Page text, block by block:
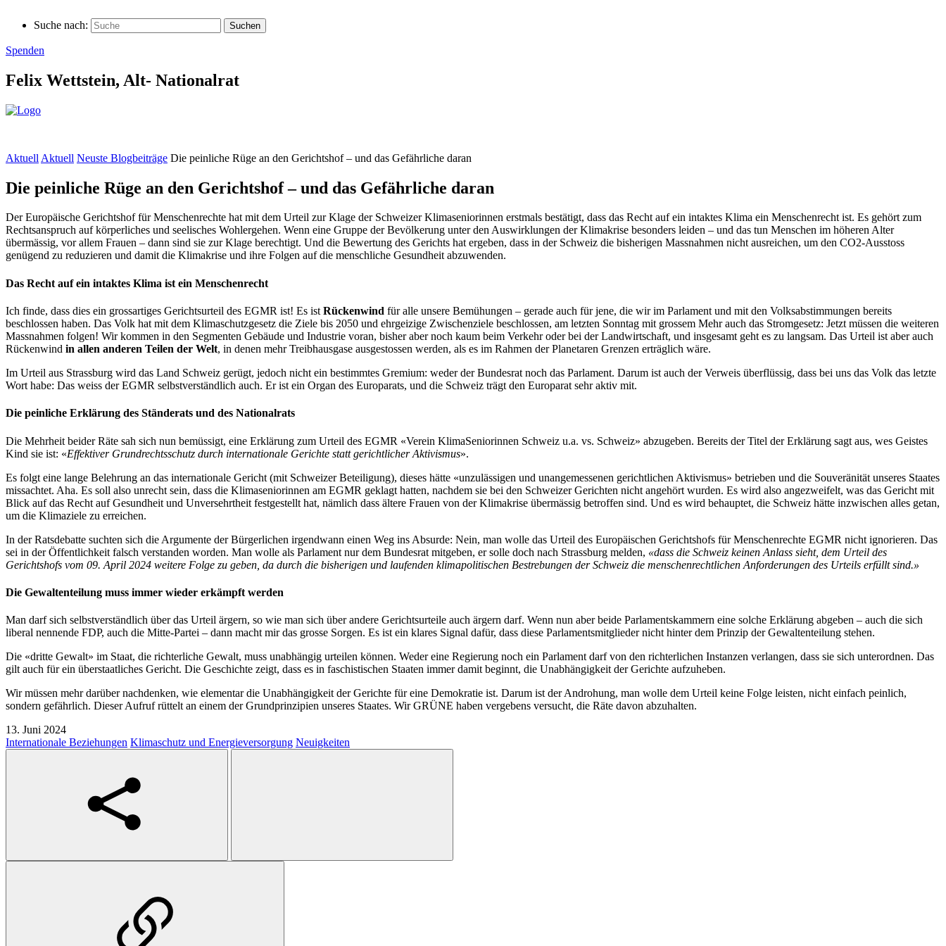
Suche nach:
Spenden
Felix Wettstein, Alt- Nationalrat
Aktuell Aktuell Neuste Blogbeiträge Die peinliche Rüge an den Gerichtshof – und das Gefährliche daran
Die peinliche Rüge an den Gerichtshof – und das Gefährliche daran
Der Europäische Gerichtshof für Menschenrechte hat mit dem Urteil zur Klage der Schweizer Klimaseniorinnen erstmals bestätigt, dass das Recht auf ein intaktes Klima ein Menschenrecht ist. Es gehört zum
Rechtsanspruch auf körperliches und seelisches Wohlergehen. Wenn eine Gruppe der Bevölkerung unter den Auswirklungen der Klimakrise besonders leiden – und das tun Menschen im höheren Alter
übermässig, vor allem Frauen – dann sind sie zur Klage berechtigt. Und die Bewertung des Gerichts hat ergeben, dass in der Schweiz die bisherigen Massnahmen nicht ausreichen, um den CO2-Ausstoss
genügend zu reduzieren und damit die Klimakrise und ihre Folgen auf die menschliche Gesundheit abzuwenden.
Das Recht auf ein intaktes Klima ist ein Menschenrecht
Ich finde, dass dies ein grossartiges Gerichtsurteil des EGMR ist! Es ist Rückenwind für alle unsere Bemühungen – gerade auch für jene, die wir im Parlament und mit den Volksabstimmungen bereits
beschlossen haben. Das Volk hat mit dem Klimaschutzgesetz die Ziele bis 2050 und ehrgeizige Zwischenziele beschlossen, am letzten Sonntag mit grossem Mehr auch das Stromgesetz: Jetzt müssen die weiteren
Massnahmen folgen! Wir kommen in den Segmenten Gebäude und Industrie voran, bisher aber noch kaum beim Verkehr oder bei der Landwirtschaft, und insgesamt geht es zu langsam. Das Urteil ist aber auch
Rückenwind in allen anderen Teilen der Welt, in denen mehr Treibhausgase ausgestossen werden, als es im Rahmen der Planetaren Grenzen erträglich wäre.
Im Urteil aus Strassburg wird das Land Schweiz gerügt, jedoch nicht ein bestimmtes Gremium: weder der Bundesrat noch das Parlament. Darum ist auch der Verweis überflüssig, dass bei uns das Volk das letzte
Wort habe: Das weiss der EGMR selbstverständlich auch. Er ist ein Organ des Europarats, und die Schweiz trägt den Europarat sehr aktiv mit.
Die peinliche Erklärung des Ständerats und des Nationalrats
Die Mehrheit beider Räte sah sich nun bemüssigt, eine Erklärung zum Urteil des EGMR «Verein KlimaSeniorinnen Schweiz u.a. vs. Schweiz» abzugeben. Bereits der Titel der Erklärung sagt aus, wes Geistes
Kind sie ist: «Effektiver Grundrechtsschutz durch internationale Gerichte statt gerichtlicher Aktivismus».
Es folgt eine lange Belehrung an das internationale Gericht (mit Schweizer Beteiligung), dieses hätte «unzulässigen und unangemessenen gerichtlichen Aktivismus» betrieben und die Souveränität unseres Staates
missachtet. Aha. Es soll also unrecht sein, dass die Klimaseniorinnen am EGMR geklagt hatten, nachdem sie bei den Schweizer Gerichten nicht angehört wurden. Es wird also angezweifelt, was das Gericht mit
Blick auf das Recht auf Gesundheit und Unversehrtheit festgestellt hat, nämlich dass ältere Frauen von der Klimakrise übermässig betroffen sind. Und es wird behauptet, die Schweiz hätte inzwischen alles getan,
um die Klimaziele zu erreichen.
In der Ratsdebatte suchten sich die Argumente der Bürgerlichen irgendwann einen Weg ins Absurde: Nein, man wolle das Urteil des Europäischen Gerichtshofs für Menschenrechte EGMR nicht ignorieren. Das
sei in der Öffentlichkeit falsch verstanden worden. Man wolle als Parlament nur dem Bundesrat mitgeben, er solle doch nach Strassburg melden, «dass die Schweiz keinen Anlass sieht, dem Urteil des
Gerichtshofs vom 09. April 2024 weitere Folge zu geben, da durch die bisherigen und laufenden klimapolitischen Bestrebungen der Schweiz die menschenrechtlichen Anforderungen des Urteils erfüllt sind.»
Die Gewaltenteilung muss immer wieder erkämpft werden
Man darf sich selbstverständlich über das Urteil ärgern, so wie man sich über andere Gerichtsurteile auch ärgern darf. Wenn nun aber beide Parlamentskammern eine solche Erklärung abgeben – auch die sich
liberal nennende FDP, auch die Mitte-Partei – dann macht mir das grosse Sorgen. Es ist ein klares Signal dafür, dass diese Parlamentsmitglieder nicht hinter dem Prinzip der Gewaltenteilung stehen.
Die «dritte Gewalt» im Staat, die richterliche Gewalt, muss unabhängig urteilen können. Weder eine Regierung noch ein Parlament darf von den richterlichen Instanzen verlangen, dass sie sich unterordnen. Das
gilt auch für ein überstaatliches Gericht. Die Geschichte zeigt, dass es in faschistischen Staaten immer damit beginnt, die Unabhängigkeit der Gerichte aufzuheben.
Wir müssen mehr darüber nachdenken, wie elementar die Unabhängigkeit der Gerichte für eine Demokratie ist. Darum ist der Androhung, man wolle dem Urteil keine Folge leisten, nicht einfach peinlich,
sondern gefährlich. Dieser Aufruf rüttelt an einem der Grundprinzipien unseres Staates. Wir GRÜNE haben vergebens versucht, die Räte davon abzuhalten.
13. Juni 2024
Internationale Beziehungen Klimaschutz und Energieversorgung Neuigkeiten